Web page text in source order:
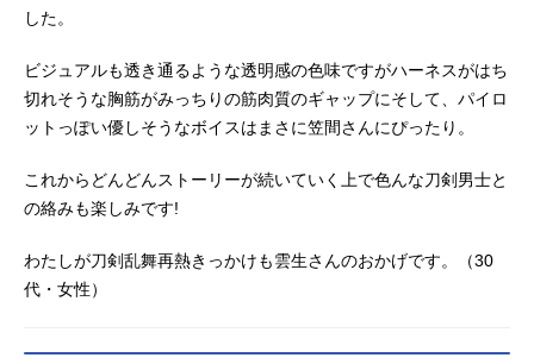
した。
ビジュアルも透き通るような透明感の色味ですがハーネスがはち
切れそうな胸筋がみっちりの筋肉質のギャップにそして、パイロ
ットっぽい優しそうなボイスはまさに笠間さんにぴったり。
これからどんどんストーリーが続いていく上で色んな刀剣男士と
の絡みも楽しみです!
わたしが刀剣乱舞再熱きっかけも雲生さんのおかげです。（30
代・女性）